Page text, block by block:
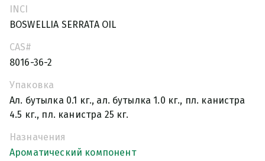
INCI
BOSWELLIA SERRATA OIL
CAS#
8016-36-2
Упаковка
Ал. бутылка 0.1 кг., ал. бутылка 1.0 кг., пл. канистра
4.5 кг., пл. канистра 25 кг.
Назначения
Ароматический компонент